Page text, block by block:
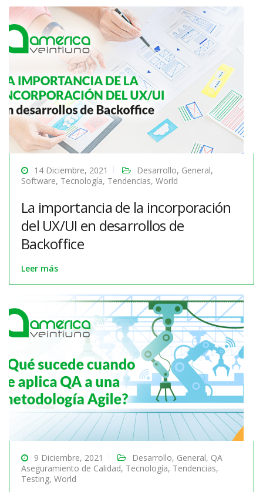
14 Diciembre, 2021 Desarrollo, General,
Software, Tecnología, Tendencias, World
La importancia de la incorporación
del UX/UI en desarrollos de
Backoffice
Leer más
9 Diciembre, 2021 Desarrollo, General, QA
Aseguramiento de Calidad, Tecnología, Tendencias,
Testing, World